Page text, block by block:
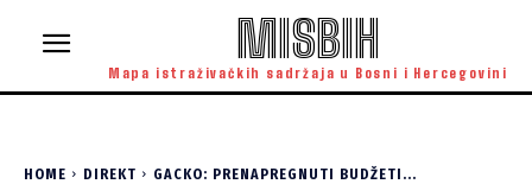
MISBIH
Mapa istraživačkih sadržaja u Bosni i Hercegovini
HOME DIREKT GACKO: PRENAPREGNUTI BUDŽETI...